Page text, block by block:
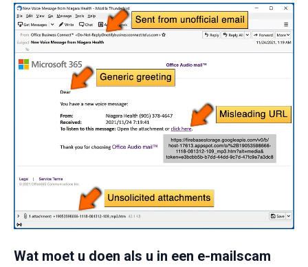
Wat moet u doen als u in een e-mailscam